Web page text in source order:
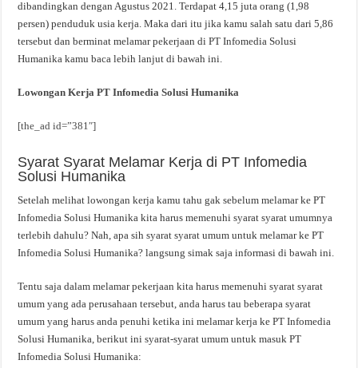
dibandingkan dengan Agustus 2021. Terdapat 4,15 juta orang (1,98
persen) penduduk usia kerja. Maka dari itu jika kamu salah satu dari 5,86
tersebut dan berminat melamar pekerjaan di PT Infomedia Solusi
Humanika kamu baca lebih lanjut di bawah ini.
Lowongan Kerja PT Infomedia Solusi Humanika
[the_ad id=”381″]
Syarat Syarat Melamar Kerja di PT Infomedia
Solusi Humanika
Setelah melihat lowongan kerja kamu tahu gak sebelum melamar ke PT
Infomedia Solusi Humanika kita harus memenuhi syarat syarat umumnya
terlebih dahulu? Nah, apa sih syarat syarat umum untuk melamar ke PT
Infomedia Solusi Humanika? langsung simak saja informasi di bawah ini.
Tentu saja dalam melamar pekerjaan kita harus memenuhi syarat syarat
umum yang ada perusahaan tersebut, anda harus tau beberapa syarat
umum yang harus anda penuhi ketika ini melamar kerja ke PT Infomedia
Solusi Humanika, berikut ini syarat-syarat umum untuk masuk PT
Infomedia Solusi Humanika: